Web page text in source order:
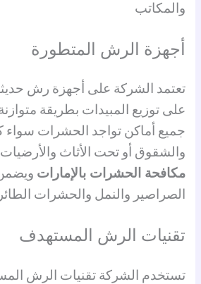
والمكاتب
أجهزة الرش المتطورة
تعتمد الشركة على أجهزة رش
على توزيع المبيدات بطريقة
جميع أماكن تواجد الحشرات سواء
والشقوق أو تحت الأثاث والأرضيات
مكافحة الحشرات بالإمارات
الصراصير والنمل والحشرات
تقنيات الرش المستهدف
تستخدم الشركة تقنيات الرش